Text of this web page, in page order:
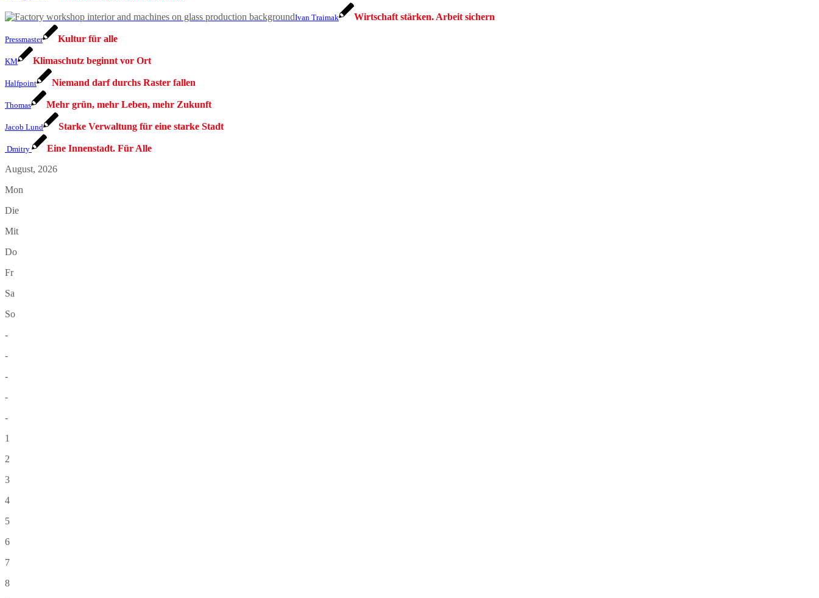
Ivan Traimak Wirtschaft stärken. Arbeit sichern
Pressmaster Kultur für alle
KM Klimaschutz beginnt vor Ort
Halfpoint Niemand darf durchs Raster fallen
Thomas Mehr grün, mehr Leben, mehr Zukunft
Jacob Lund Starke Verwaltung für eine starke Stadt
Dmitry
Eine Innenstadt. Für Alle
August, 2026
Mon
Die
Mit
Do
Fr
Sa
So
-
-
-
-
-
1
2
3
4
5
6
7
8